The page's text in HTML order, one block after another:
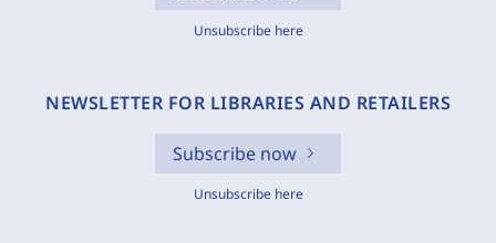
Unsubscribe here
NEWSLETTER FOR LIBRARIES AND RETAILERS
Subscribe now
Unsubscribe here